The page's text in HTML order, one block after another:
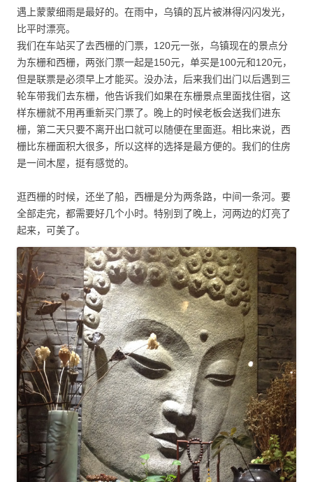
遇上蒙蒙细雨是最好的。在雨中，乌镇的瓦片被淋得闪闪发光，
比平时漂亮。
我们在车站买了去西栅的门票，120元一张，乌镇现在的景点分
为东栅和西栅，两张门票一起是150元，单买是100元和120元，
但是联票是必须早上才能买。没办法，后来我们出门以后遇到三
轮车带我们去东栅，他告诉我们如果在东栅景点里面找住宿，这
样东栅就不用再重新买门票了。晚上的时候老板会送我们进东
栅，第二天只要不离开出口就可以随便在里面逛。相比来说，西
栅比东栅面积大很多，所以这样的选择是最方便的。我们的住房
是一间木屋，挺有感觉的。
逛西栅的时候，还坐了船，西栅是分为两条路，中间一条河。要
全部走完，都需要好几个小时。特别到了晚上，河两边的灯亮了
起来，可美了。